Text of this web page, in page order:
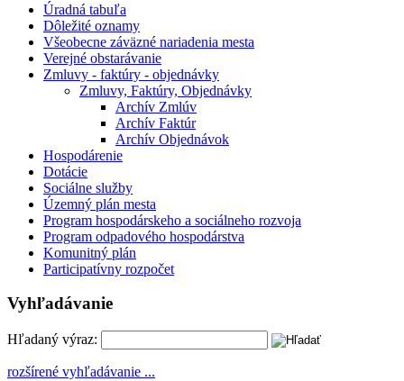
Úradná tabuľa
Dôležité oznamy
Všeobecne záväzné nariadenia mesta
Verejné obstarávanie
Zmluvy - faktúry - objednávky
Zmluvy, Faktúry, Objednávky
Archív Zmlúv
Archív Faktúr
Archív Objednávok
Hospodárenie
Dotácie
Sociálne služby
Územný plán mesta
Program hospodárskeho a sociálneho rozvoja
Program odpadového hospodárstva
Komunitný plán
Participatívny rozpočet
Vyhľadávanie
Hľadaný výraz:
rozšírené vyhľadávanie ...